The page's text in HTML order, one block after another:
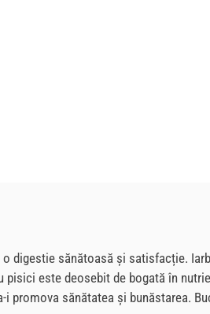
digestie sănătoasă și satisfacție.
este deosebit de bogată în
sănătatea și bunăstarea.